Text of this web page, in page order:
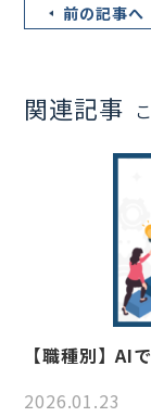
前の記事へ
関連記事
【職種別】AI
2026.01.23